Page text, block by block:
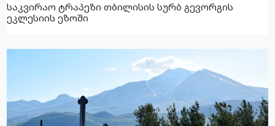
საკვირაო ტრაპეზი თბილისის სურბ გევორგის
ეკლესიის ეზოში